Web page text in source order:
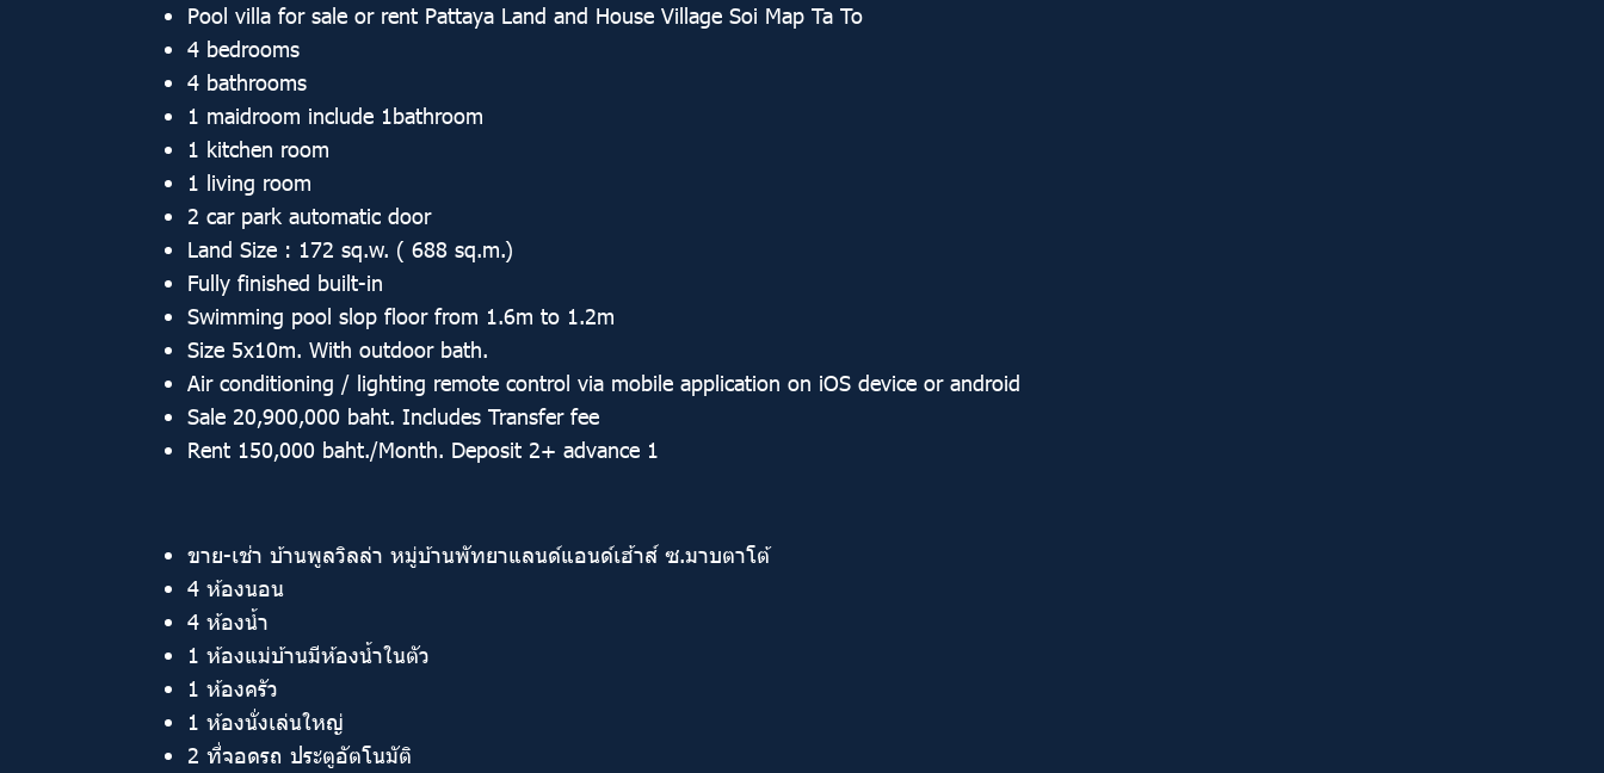
Pool villa for sale or rent Pattaya Land and House Village Soi Map Ta To
4 bedrooms
4 bathrooms
1 maidroom include 1bathroom
1 kitchen room
1 living room
2 car park automatic door
Land Size : 172 sq.w. ( 688 sq.m.)
Fully finished built-in
Swimming pool slop floor from 1.6m to 1.2m
Size 5x10m. With outdoor bath.
Air conditioning / lighting remote control via mobile application on iOS device or android
Sale 20,900,000 baht. Includes Transfer fee
Rent 150,000 baht./Month. Deposit 2+ advance 1
ขาย-เช่า บ้านพูลวิลล่า หมู่บ้านพัทยาแลนด์แอนด์เฮ้าส์ ซ.มาบตาโต้
4 ห้องนอน
4 ห้องน้ำ
1 ห้องแม่บ้านมีห้องน้ำในตัว
1 ห้องครัว
1 ห้องนั่งเล่นใหญ่
2 ที่จอดรถ ประตูอัตโนมัติ